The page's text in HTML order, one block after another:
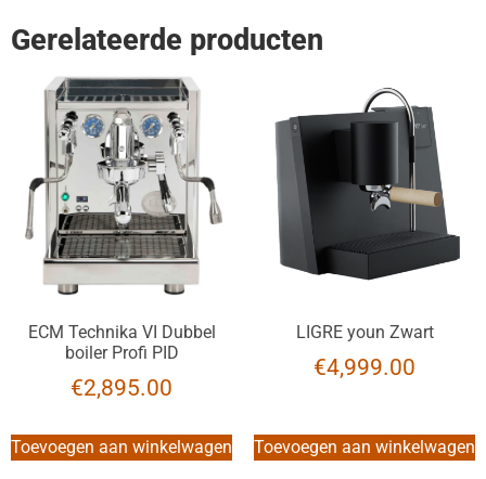
Gerelateerde producten
ECM Technika VI Dubbel
boiler Profi PID
€2,895.00
Toevoegen aan winkelwagen
LIGRE youn Zwart
€4,999.00
Toevoegen aan winkelwagen